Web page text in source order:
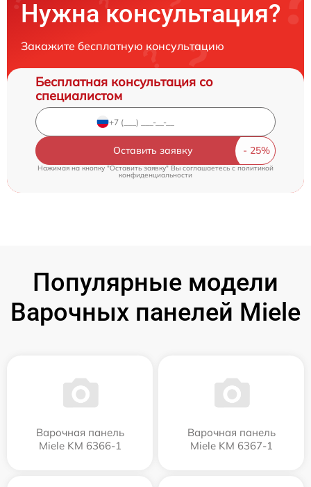
Нужна консультация?
Закажите бесплатную консультацию
Бесплатная консультация со
специалистом
Оставить заявку
Нажимая на кнопку "Оставить заявку" Вы соглашаетесь cполитикой
конфиденциальности
Популярные модели
Варочных панелей Miele
Варочная панель
Miele KM 6366-1
Варочная панель
Miele KM 6367-1